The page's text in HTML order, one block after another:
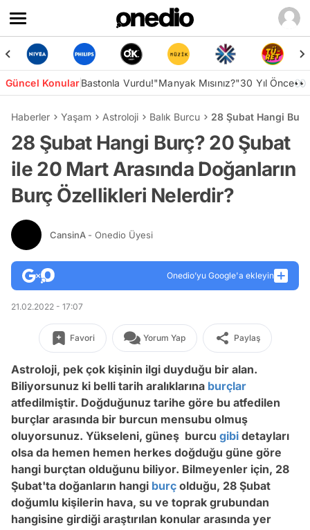
Güncel KonularBastonla Vurdu!"Manyak Mısınız?"30 Yıl Önce👀
Haberler Yaşam Astroloji Balık Burcu 28 Şubat Hangi
28 Şubat Hangi Burç? 20 Şubat
ile 20 Mart Arasında Doğanların
Burç Özellikleri Nelerdir?
CansinA - Onedio Üyesi
Onedio’yu Google'a ekleyin
21.02.2022 - 17:07
Favori Yorum Yap Paylaş
Astroloji, pek çok kişinin ilgi duyduğu bir alan.
Biliyorsunuz ki belli tarih aralıklarına burçlar
atfedilmiştir. Doğduğunuz tarihe göre bu atfedilen
burçlar arasında bir burcun mensubu olmuş
oluyorsunuz. Yükseleni, güneş burcu gibi detayları
olsa da hemen hemen herkes doğduğu güne göre
hangi burçtan olduğunu biliyor. Bilmeyenler için, 28
Şubat'ta doğanların hangi burç olduğu, 28 Şubat
doğumlu kişilerin hava, su ve toprak grubundan
hangisine girdiği araştırılan konular arasında yer